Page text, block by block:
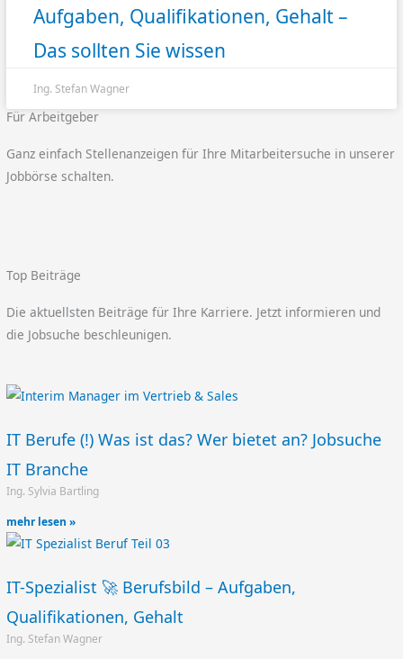
Aufgaben, Qualifikationen, Gehalt –
Das sollten Sie wissen
Ing. Stefan Wagner
Für Arbeitgeber
Ganz einfach Stellenanzeigen für Ihre Mitarbeitersuche in unserer
Jobbörse schalten.
Top Beiträge
Die aktuellsten Beiträge für Ihre Karriere. Jetzt informieren und
die Jobsuche beschleunigen.
IT Berufe (!) Was ist das? Wer bietet an? Jobsuche
IT Branche
Ing. Sylvia Bartling
mehr lesen »
IT-Spezialist 🚀 Berufsbild – Aufgaben,
Qualifikationen, Gehalt
Ing. Stefan Wagner